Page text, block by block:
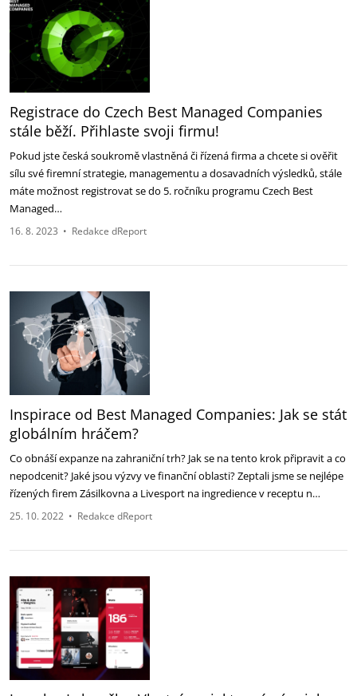
Registrace do Czech Best Managed Companies
stále běží. Přihlaste svoji firmu!
Pokud jste česká soukromě vlastněná či řízená firma a chcete si ověřit
sílu své firemní strategie, managementu a dosavadních výsledků, stále
máte možnost registrovat se do 5. ročníku programu Czech Best
Managed…
16. 8. 2023 • Redakce dReport
Inspirace od Best Managed Companies: Jak se stát
globálním hráčem?
Co obnáší expanze na zahraniční trh? Jak se na tento krok připravit a co
nepodcenit? Jaké jsou výzvy ve finanční oblasti? Zeptali jsme se nejlépe
řízených firem Zásilkovna a Livesport na ingredience v receptu n…
25. 10. 2022 • Redakce dReport